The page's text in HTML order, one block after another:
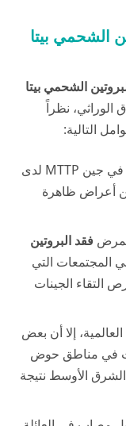
الشحمي بيتا
الشحمي بيتا
نظراً
التالية:
وجود طفرات في جين MTTP لدى
من أعراض ظاهرة
بمرض فقد البروتين
التي
التقاء الجينات
إلا أن بعض
في مناطق حوض
الأوسط نتيجة